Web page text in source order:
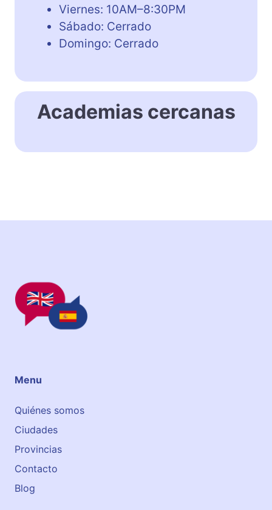
Viernes: 10AM–8:30PM
Sábado: Cerrado
Domingo: Cerrado
Academias cercanas
Menu
Quiénes somos
Ciudades
Provincias
Contacto
Blog